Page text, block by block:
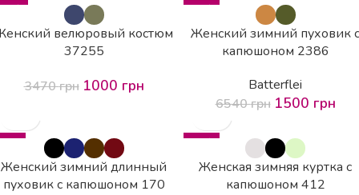
-71%
велюровый костюм
37255
3470грн 1000 грн
-77%
Женский зимний пуховик с
капюшоном 2386
Batterflei
6540грн 1500 грн
HOT
Женский зимний длинный
пуховик с капюшоном 170
-52%
Женская зимняя куртка с
капюшоном 412